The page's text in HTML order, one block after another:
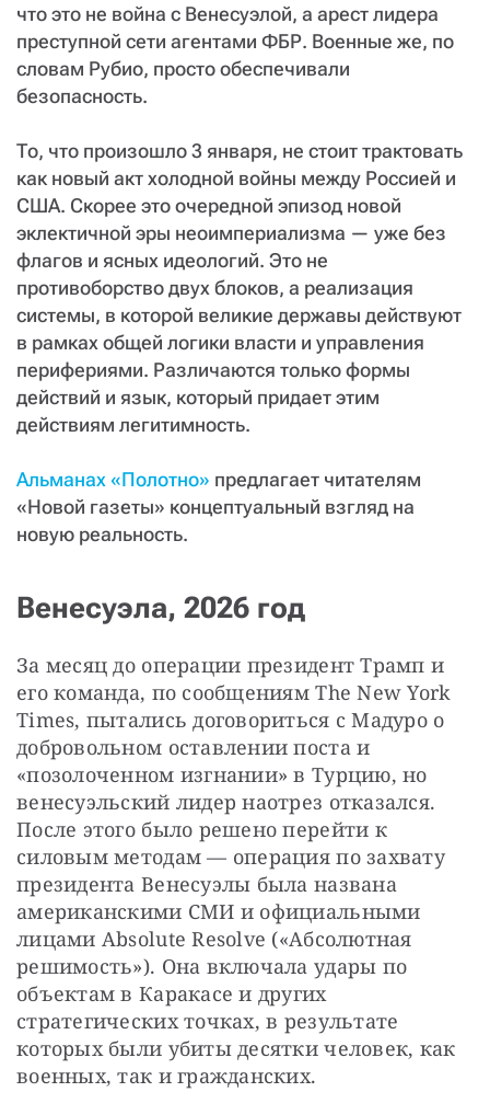
что это не война с Венесуэлой, а арест лидера
преступной сети агентами ФБР. Военные же, по
словам Рубио, просто обеспечивали
безопасность.
То, что произошло 3 января, не стоит трактовать
как новый акт холодной войны между Россией и
США. Скорее это очередной эпизод новой
эклектичной эры неоимпериализма — уже без
флагов и ясных идеологий. Это не
противоборство двух блоков, а реализация
системы, в которой великие державы действуют
в рамках общей логики власти и управления
перифериями. Различаются только формы
действий и язык, который придает этим
действиям легитимность.
Альманах «Полотно» предлагает читателям
«Новой газеты» концептуальный взгляд на
новую реальность.
Венесуэла, 2026 год
За месяц до операции президент Трамп и
его команда, по сообщениям The New York
Times, пытались договориться с Мадуро о
добровольном оставлении поста и
«позолоченном изгнании» в Турцию, но
венесуэльский лидер наотрез отказался.
После этого было решено перейти к
силовым методам — операция по захвату
президента Венесуэлы была названа
американскими СМИ и официальными
лицами Absolutе Resolve («Абсолютная
решимость»). Она включала удары по
объектам в Каракасе и других
стратегических точках, в результате
которых были убиты десятки человек, как
военных, так и гражданских.